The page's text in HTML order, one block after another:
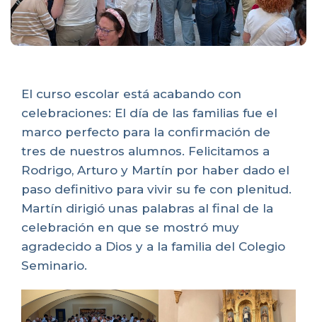
El curso escolar está acabando con
celebraciones: El día de las familias fue el
marco perfecto para la confirmación de
tres de nuestros alumnos. Felicitamos a
Rodrigo, Arturo y Martín por haber dado el
paso definitivo para vivir su fe con plenitud.
Martín dirigió unas palabras al final de la
celebración en que se mostró muy
agradecido a Dios y a la familia del Colegio
Seminario.